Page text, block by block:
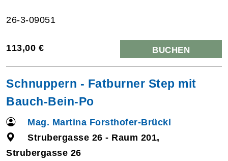
26-3-09051
113,00 € BUCHEN
Schnuppern - Fatburner Step mit
Bauch-Bein-Po
Mag. Martina Forsthofer-Brückl
Strubergasse 26 - Raum 201,
Strubergasse 26